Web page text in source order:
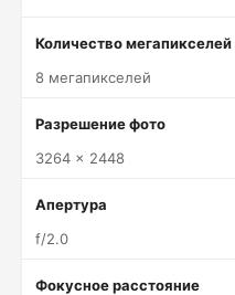
Количество мегапикселей
8 мегапикселей
Разрешение фото
3264 x 2448
Апертура
f/2.0
Фокусное расстояние